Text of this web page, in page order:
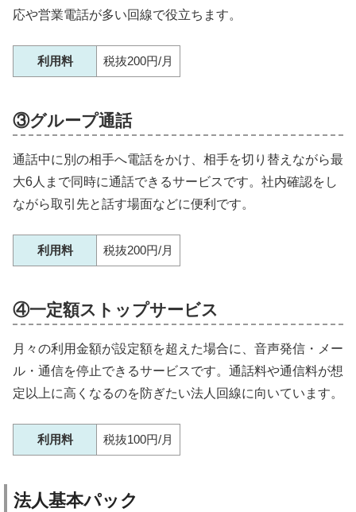
応や営業電話が多い回線で役立ちます。
利用料 税抜200円/月
③グループ通話
通話中に別の相手へ電話をかけ、相手を切り替えながら最
大6人まで同時に通話できるサービスです。社内確認をし
ながら取引先と話す場面などに便利です。
利用料 税抜200円/月
④一定額ストップサービス
月々の利用金額が設定額を超えた場合に、音声発信・メー
ル・通信を停止できるサービスです。通話料や通信料が想
定以上に高くなるのを防ぎたい法人回線に向いています。
利用料 税抜100円/月
法人基本パック